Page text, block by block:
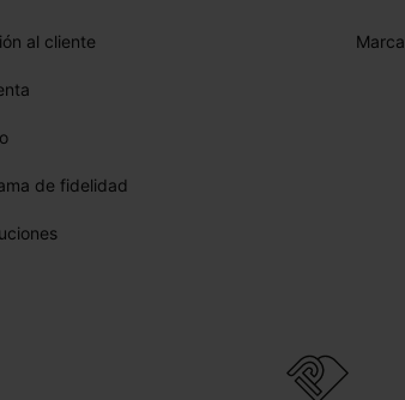
al cliente
de fidelidad
Marca